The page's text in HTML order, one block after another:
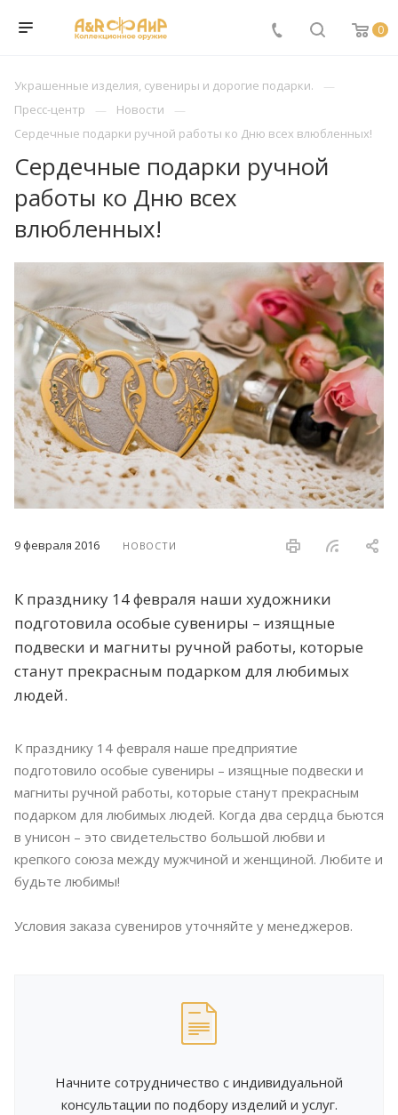
0
Украшенные изделия, сувениры и дорогие подарки.
Пресс-центр
Новости
Сердечные подарки ручной работы ко Дню всех влюбленных!
Сердечные подарки ручной
работы ко Дню всех
влюбленных!
9 февраля 2016 НОВОСТИ
К празднику 14 февраля наши художники
подготовила особые сувениры – изящные
подвески и магниты ручной работы, которые
станут прекрасным подарком для любимых
людей.
К празднику 14 февраля наше предприятие
подготовило особые сувениры – изящные подвески и
магниты ручной работы, которые станут прекрасным
подарком для любимых людей. Когда два сердца бьются
в унисон – это свидетельство большой любви и
крепкого союза между мужчиной и женщиной. Любите и
будьте любимы!
Условия заказа сувениров уточняйте у менеджеров.
Начните сотрудничество с индивидуальной
консультации по подбору изделий и услуг.